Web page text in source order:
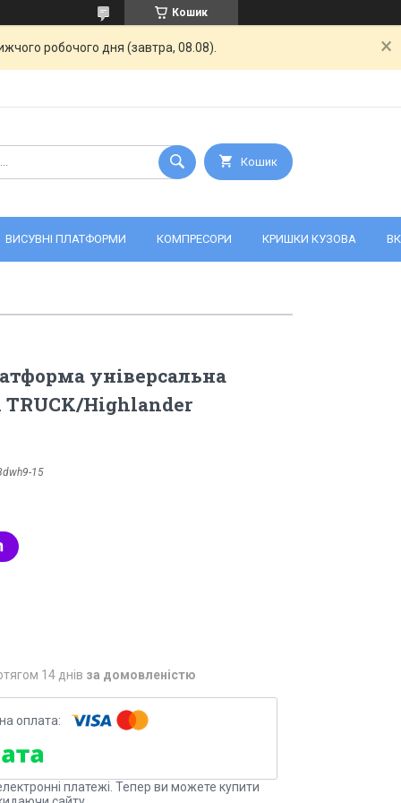
Кошик
робочого дня (завтра, 08.08).
Кошик
ВИСУВНІ ПЛАТФОРМИ КОМПРЕСОРИ КРИШКИ КУЗОВА
універсальна
Highlander
15
14 днів за домовленістю
платежі. Тепер ви можете купити